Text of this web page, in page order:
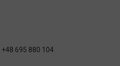
+48 695 880 104